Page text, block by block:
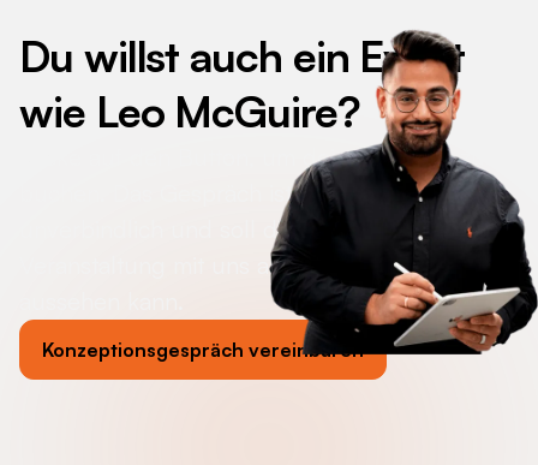
Du willst auch ein Event
wie Leo McGuire?
Klicke auf den Button, um deinen Termin zu
buchen. Das Gespräch ist kostenlos &
unverbindlich und soll dir zeigen, wie deine
Veranstaltung mit uns an deiner Seite
Konzeptionsgespräch vereinbaren